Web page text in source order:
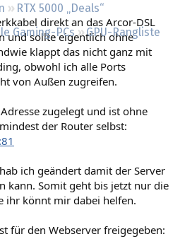
RTX 5000 „Deals“
Gaming-PCs
GPU-Rangliste
direkt an das Arcor-DSL
und sollte eigentlich ohne
klappt das nicht ganz mit
obwohl ich alle Ports
von Außen zugreifen.
zugelegt und ist ohne
der Router selbst:
ich geändert damit der Server
kann. Somit geht bis jetzt nur die
ihr könnt mir dabei helfen.
für den Webserver freigegeben: